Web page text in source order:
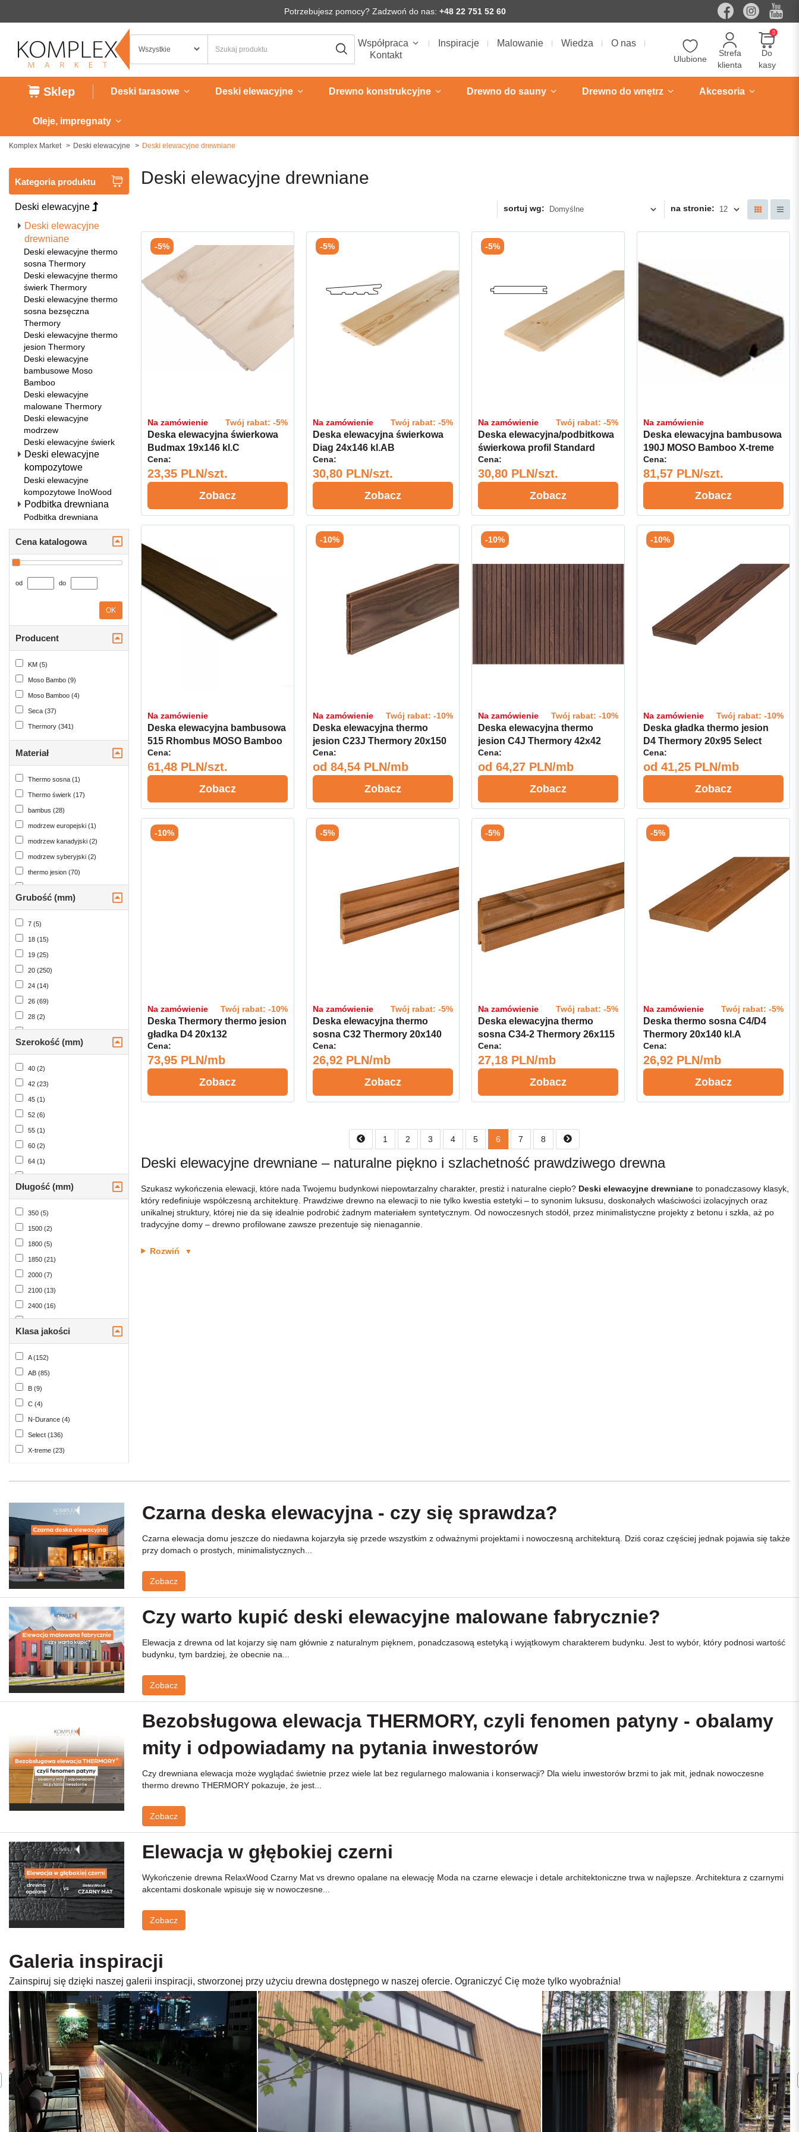
Potrzebujesz pomocy? Zadzwoń do nas: +48 22 751 52 60
Współpraca Inspiracje Malowanie Wiedza
O nas
Kontakt
Ulubione
Strefa
klienta
0
Do
kasy
Sklep Deski tarasowe Deski elewacyjne Drewno konstrukcyjne Drewno do sauny Drewno do wnętrz Akcesoria
Oleje, impregnaty
Komplex Market Deski elewacyjne Deski elewacyjne drewniane
Deski elewacyjne drewniane
sortuj wg: na stronie:
-5%
Na zamówienie Twój rabat: -5%
Deska elewacyjna świerkowa
Budmax 19x146 kl.C
Cena:
23,35 PLN/szt.
Zobacz
-5%
Na zamówienie Twój rabat: -5%
Deska elewacyjna świerkowa
Diag 24x146 kl.AB
Cena:
30,80 PLN/szt.
Zobacz
-5%
Na zamówienie Twój rabat: -5%
Deska elewacyjna/podbitkowa
świerkowa profil Standard
19x146 kl.AB
Cena:
30,80 PLN/szt.
Zobacz
Na zamówienie
Deska elewacyjna bambusowa
190J MOSO Bamboo X-treme
20x64x1850 GRAD NRO
Cena:
81,57 PLN/szt.
Zobacz
Na zamówienie
Deska elewacyjna bambusowa
515 Rhombus MOSO Bamboo
X-treme 18x75x1850 NRO
Cena:
61,48 PLN/szt.
Zobacz
-10%
Na zamówienie Twój rabat: -10%
Deska elewacyjna thermo
jesion C23J Thermory 20x150
Select
Cena:
od 84,54 PLN/mb
Zobacz
-10%
Na zamówienie Twój rabat: -10%
Deska elewacyjna thermo
jesion C4J Thermory 42x42
Select
Cena:
od 64,27 PLN/mb
Zobacz
-10%
Na zamówienie Twój rabat: -10%
Deska gładka thermo jesion
D4 Thermory 20x95 Select
Cena:
od 41,25 PLN/mb
Zobacz
-10%
Na zamówienie Twój rabat: -10%
Deska Thermory thermo jesion
gładka D4 20x132
Cena:
73,95 PLN/mb
Zobacz
-5%
Na zamówienie Twój rabat: -5%
Deska elewacyjna thermo
sosna C32 Thermory 20x140
kl.A
Cena:
26,92 PLN/mb
Zobacz
-5%
Na zamówienie Twój rabat: -5%
Deska elewacyjna thermo
sosna C34-2 Thermory 26x115
kl.A
Cena:
27,18 PLN/mb
Zobacz
-5%
Na zamówienie Twój rabat: -5%
Deska thermo sosna C4/D4
Thermory 20x140 kl.A
Cena:
26,92 PLN/mb
Zobacz
1 2 3 4 5 6 7 8
Deski elewacyjne drewniane – naturalne piękno i szlachetność prawdziwego drewna
Szukasz wykończenia elewacji, które nada Twojemu budynkowi niepowtarzalny charakter, prestiż i naturalne ciepło? Deski elewacyjne drewniane to ponadczasowy klasyk,
który redefiniuje współczesną architekturę. Prawdziwe drewno na elewacji to nie tylko kwestia estetyki – to synonim luksusu, doskonałych właściwości izolacyjnych oraz
unikalnej struktury, której nie da się idealnie podrobić żadnym materiałem syntetycznym. Od nowoczesnych stodół, przez minimalistyczne projekty z betonu i szkła, aż po
tradycyjne domy – drewno profilowane zawsze prezentuje się nienagannie.
Rozwiń ▼
Kategoria produktu
Deski elewacyjne
Deski elewacyjne
drewniane
Deski elewacyjne thermo
sosna Thermory
Deski elewacyjne thermo
świerk Thermory
Deski elewacyjne thermo
sosna bezsęczna
Thermory
Deski elewacyjne thermo
jesion Thermory
Deski elewacyjne
bambusowe Moso
Bamboo
Deski elewacyjne
malowane Thermory
Deski elewacyjne
modrzew
Deski elewacyjne świerk
Deski elewacyjne
kompozytowe
Deski elewacyjne
kompozytowe InoWood
Podbitka drewniana
Podbitka drewniana
Cena katalogowa
od do
OK
Producent
KM (5)
Moso Bambo (9)
Moso Bamboo (4)
Seca (37)
Thermory (341)
Materiał
Thermo sosna (1)
Thermo świerk (17)
bambus (28)
modrzew europejski (1)
modrzew kanadyjski (2)
modrzew syberyjski (2)
thermo jesion (70)
thermo sosna bezsęczna (66)
Grubość (mm)
7 (5)
18 (15)
19 (25)
20 (250)
24 (14)
26 (69)
28 (2)
Szerokość (mm)
40 (2)
42 (23)
45 (1)
52 (6)
55 (1)
60 (2)
64 (1)
67 (9)
100 (3)
115 (35)
118 (4)
119 (1)
125 (1)
132 (18)
145 (1)
150 (3)
155 (8)
170 (1)
178 (1)
186 (24)
Długość (mm)
350 (5)
1500 (2)
1800 (5)
1850 (21)
2000 (7)
2100 (13)
2400 (16)
2950 (1)
4550 (1)
4750 (3)
4800 (32)
5000 (7)
5070 (1)
5100 (22)
5350 (1)
5400 (8)
5700 (1)
Klasa jakości
A (152)
AB (85)
B (9)
C (4)
N-Durance (4)
Select (136)
X-treme (23)
Czarna deska elewacyjna - czy się sprawdza?
Czarna elewacja domu jeszcze do niedawna kojarzyła się przede wszystkim z odważnymi projektami i nowoczesną architekturą. Dziś coraz częściej jednak pojawia się także
przy domach o prostych, minimalistycznych...
Zobacz
Czy warto kupić deski elewacyjne malowane fabrycznie?
Elewacja z drewna od lat kojarzy się nam głównie z naturalnym pięknem, ponadczasową estetyką i wyjątkowym charakterem budynku. Jest to wybór, który podnosi wartość
budynku, tym bardziej, że obecnie na...
Zobacz
Bezobsługowa elewacja THERMORY, czyli fenomen patyny - obalamy
mity i odpowiadamy na pytania inwestorów
Czy drewniana elewacja może wyglądać świetnie przez wiele lat bez regularnego malowania i konserwacji? Dla wielu inwestorów brzmi to jak mit, jednak nowoczesne
thermo drewno THERMORY pokazuje, że jest...
Zobacz
Elewacja w głębokiej czerni
Wykończenie drewna RelaxWood Czarny Mat vs drewno opalane na elewację Moda na czarne elewacje i detale architektoniczne trwa w najlepsze. Architektura z czarnymi
akcentami doskonale wpisuje się w nowoczesne...
Zobacz
Galeria inspiracji
Zainspiruj się dzięki naszej galerii inspiracji, stworzonej przy użyciu drewna dostępnego w naszej ofercie. Ograniczyć Cię może tylko wyobraźnia!